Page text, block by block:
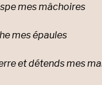
mes mâchoires
mes épaules
et détends mes